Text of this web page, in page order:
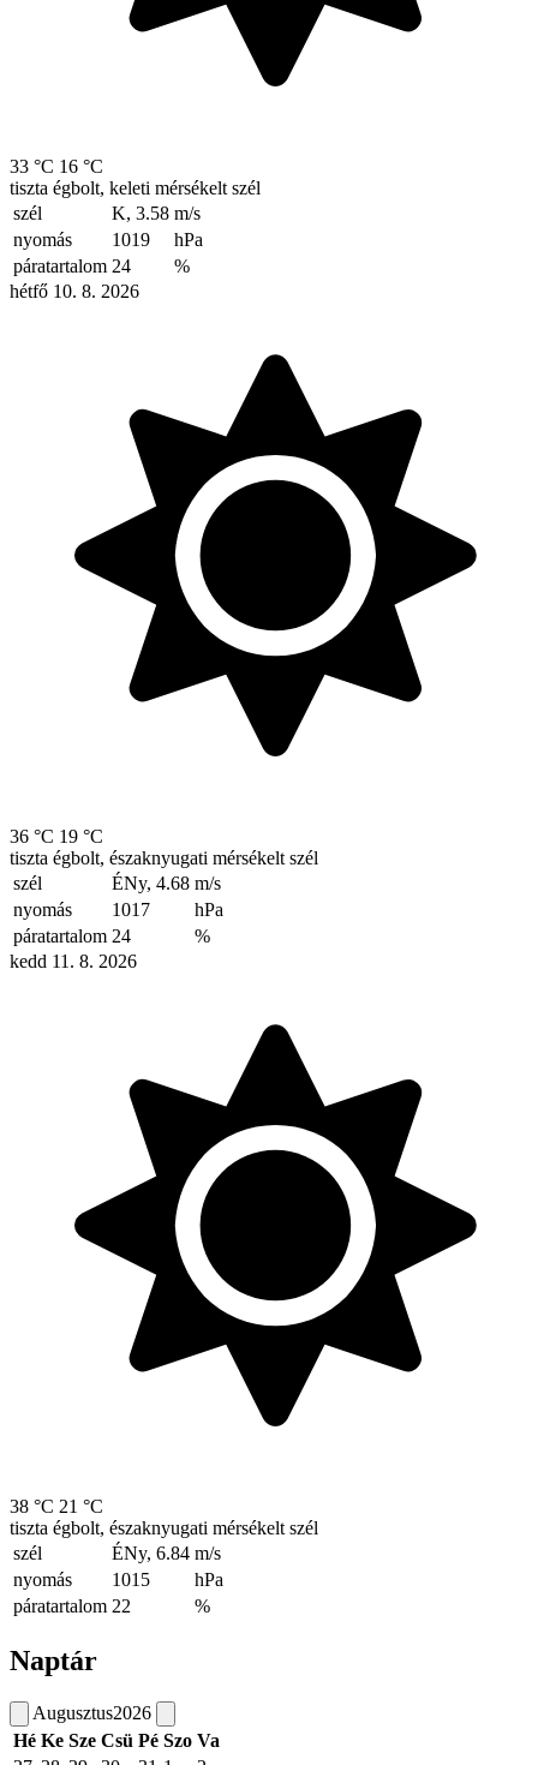
33 °C 16 °C
tiszta égbolt, keleti mérsékelt szél
szél
K, 3.58 m/s
nyomás
1019
hPa
páratartalom 24
%
hétfő 10. 8. 2026
36 °C 19 °C
tiszta égbolt, északnyugati mérsékelt szél
szél
ÉNy, 4.68 m/s
nyomás
1017
hPa
páratartalom 24
%
kedd 11. 8. 2026
38 °C 21 °C
tiszta égbolt, északnyugati mérsékelt szél
szél
ÉNy, 6.84 m/s
nyomás
1015
hPa
páratartalom 22 %
Naptár
Augusztus2026
Hé Ke Sze Csü Pé Szo Va